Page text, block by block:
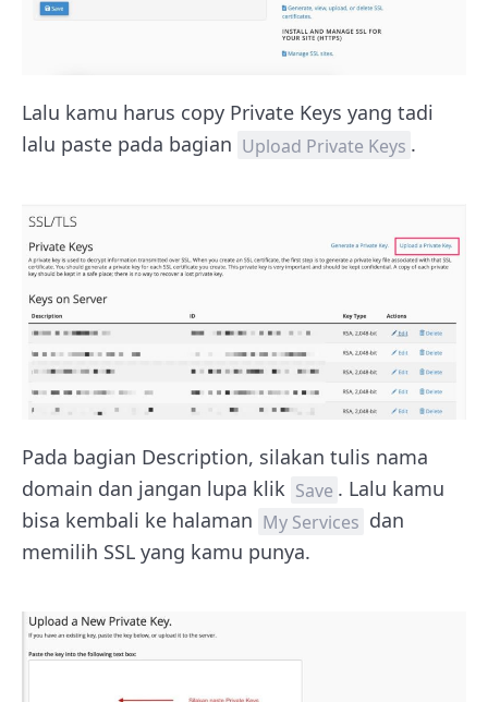
Lalu kamu harus copy Private Keys yang tadi
lalu paste pada bagian Upload Private Keys .
Pada bagian Description, silakan tulis nama
domain dan jangan lupa klik Save . Lalu kamu
bisa kembali ke halaman My Services dan
memilih SSL yang kamu punya.